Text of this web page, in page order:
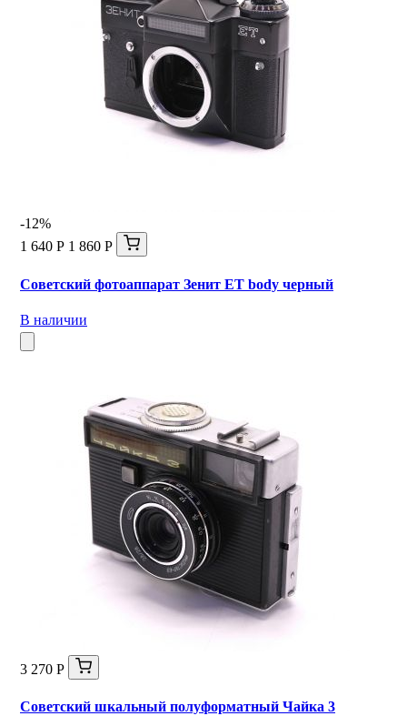
-12%
1 640 Р 1 860 Р
Советский фотоаппарат Зенит ЕТ body черный
В наличии
3 270 Р
Советский шкальный полуформатный Чайка 3